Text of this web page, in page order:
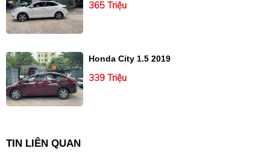
365 Triệu
Honda City 1.5 2019
339 Triệu
TIN LIÊN QUAN